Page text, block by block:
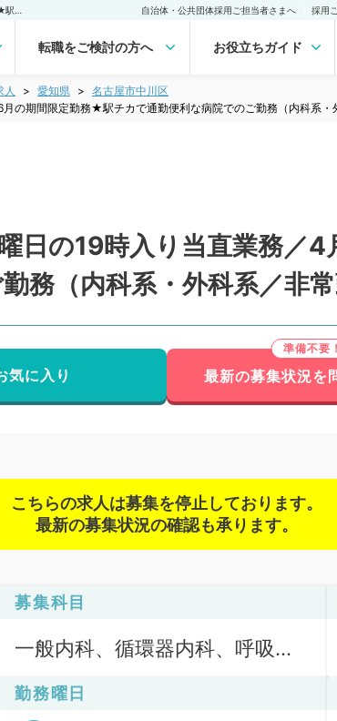
自治体・公共団体採用ご担当者さまへ 採用
転職をご検討の方へ お役立ちガイド
愛知県
名古屋市中川区
の期間限定勤務★駅チカで通勤便利な病院でのご勤務（内科系・
曜日の19時入り当直業務
務（内科系・外科系／非常
気に入り 最新の募集状況を
こちらの求人は募集を停止しております。
最新の募集状況の確認も承ります。
募集科目
一般内科、循環器内科、呼吸器
謝内科、外科系全般、一般外科
勤務曜日